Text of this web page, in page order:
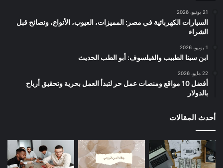
21 يونيو، 2026
السيارات الكهربائية في مصر: المميزات، العيوب، الأنواع، ونصائح قبل
الشراء
1 يونيو، 2026
ابن سينا الطبيب والفيلسوف: أبو الطب الحديث
22 مايو، 2026
أفضل 10 مواقع ومنصات عمل حر لتبدأ العمل بحرية وتحقيق أرباح
بالدولار
أحدث المقالات